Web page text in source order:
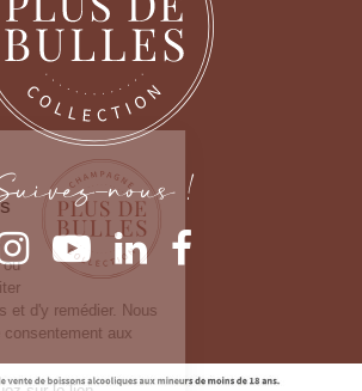
nous !
cookies
de nos utilisateurs
notre site, des cookies
ordinateur, votre mobile ou
permettent de faciliter
d'éventuels problèmes et d'y remédier. Nous
de paramétrer votre consentement aux
cookies.